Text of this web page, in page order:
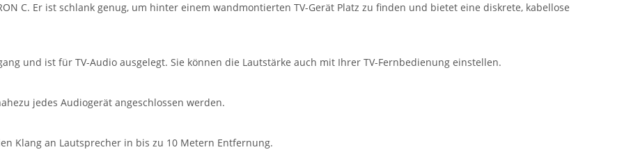
C. Er ist schlank genug, um hinter einem wandmontierten TV-Gerät Platz zu finden und bietet eine diskrete, kabellose
und ist für TV-Audio ausgelegt. Sie können die Lautstärke auch mit Ihrer TV-Fernbedienung einstellen.
jedes Audiogerät angeschlossen werden.
Klang an Lautsprecher in bis zu 10 Metern Entfernung.